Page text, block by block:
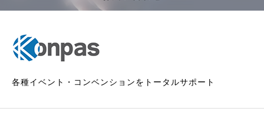
各種イベント・コンベンションをトータルサポート